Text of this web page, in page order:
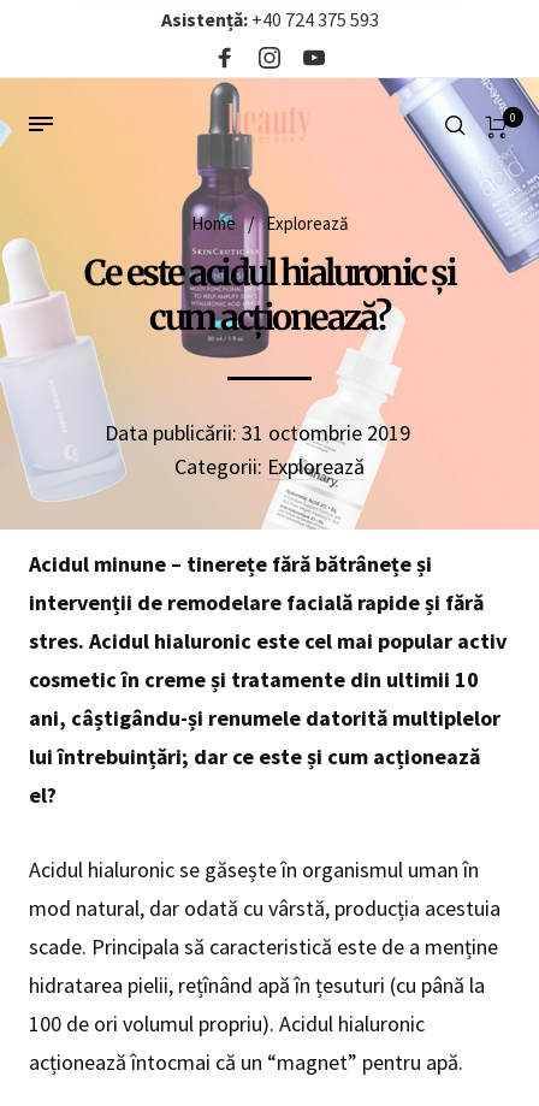
Asistență: +40 724 375 593‬
0
Home / Explorează
Ce este acidul hialuronic și
cum acționează?
Data publicării: 31 octombrie 2019
Categorii: Explorează
Acidul minune – tinerețe fără bătrânețe și
intervenții de remodelare facială rapide și fără
stres. Acidul hialuronic este cel mai popular activ
cosmetic în creme și tratamente din ultimii 10
ani, câștigându-și renumele datorită multiplelor
lui întrebuințări; dar ce este și cum acționează
el?
Acidul hialuronic se găsește în organismul uman în
mod natural, dar odată cu vârstă, producția acestuia
scade. Principala să caracteristică este de a menține
hidratarea pielii, rețînând apă în țesuturi (cu până la
100 de ori volumul propriu). Acidul hialuronic
acționează întocmai că un “magnet” pentru apă.